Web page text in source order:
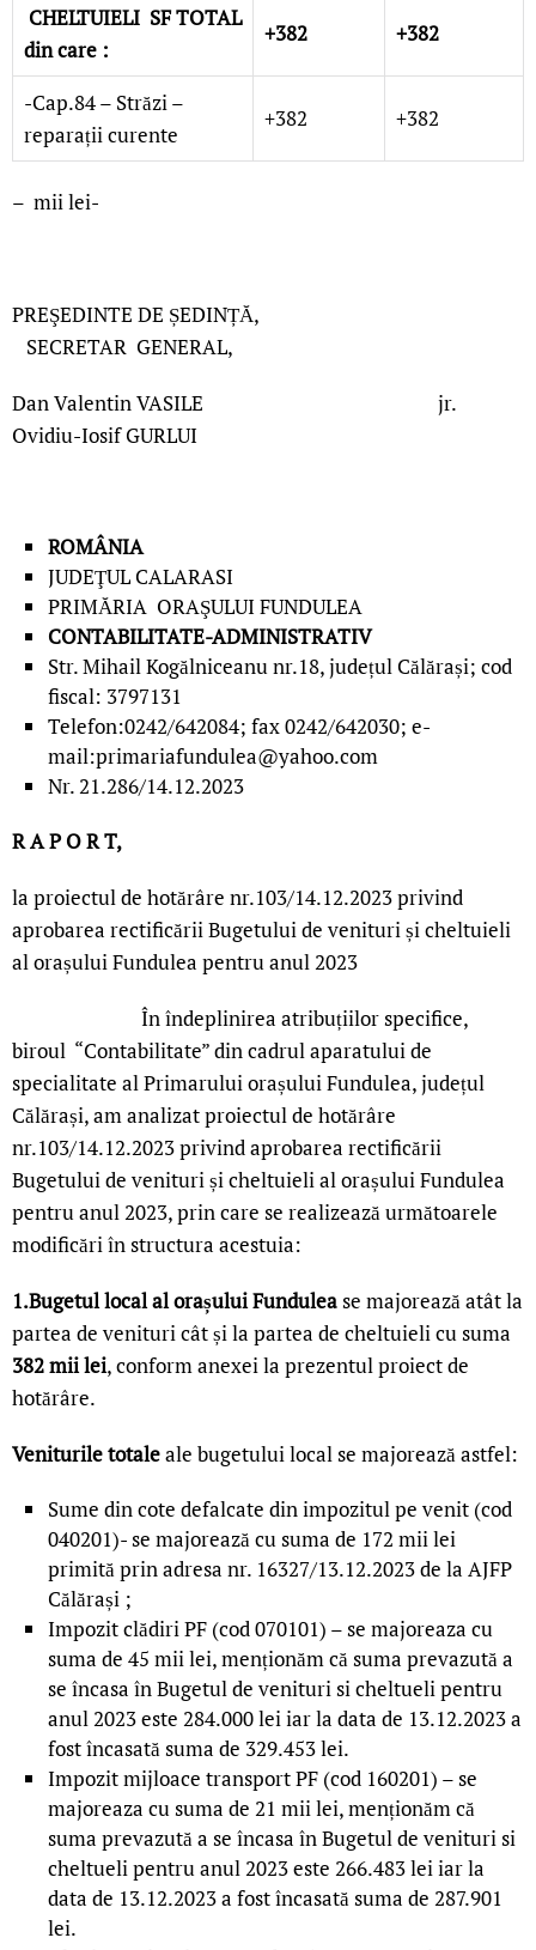
CHELTUIELI SF TOTAL
din care :
+382 +382
-Cap.84 – Străzi –
reparații curente
+382 +382
– mii lei-
PREŞEDINTE DE ȘEDINȚĂ,
SECRETAR GENERAL,
Dan Valentin VASILE jr.
Ovidiu-Iosif GURLUI
ROMÂNIA
JUDEŢUL CALARASI
PRIMĂRIA ORAŞULUI FUNDULEA
CONTABILITATE-ADMINISTRATIV
Str. Mihail Kogălniceanu nr.18, județul Călărași; cod
fiscal: 3797131
Telefon:0242/642084; fax 0242/642030; e-
mail:primariafundulea@yahoo.com
Nr. 21.286/14.12.2023
R A P O R T,
la proiectul de hotărâre nr.103/14.12.2023 privind
aprobarea rectificării Bugetului de venituri și cheltuieli
al orașului Fundulea pentru anul 2023
În îndeplinirea atribuțiilor specifice,
biroul “Contabilitate” din cadrul aparatului de
specialitate al Primarului orașului Fundulea, județul
Călărași, am analizat proiectul de hotărâre
nr.103/14.12.2023 privind aprobarea rectificării
Bugetului de venituri și cheltuieli al orașului Fundulea
pentru anul 2023, prin care se realizează următoarele
modificări în structura acestuia:
1.Bugetul local al orașului Fundulease majorează atât la
partea de venituri cât și la partea de cheltuieli cu suma
382 mii lei, conform anexei la prezentul proiect de
hotărâre.
Veniturile totaleale bugetului local se majorează astfel:
Sume din cote defalcate din impozitul pe venit (cod
040201)- se majorează cu suma de 172 mii lei
primită prin adresa nr. 16327/13.12.2023 de la AJFP
Călărași ;
Impozit clădiri PF (cod 070101) – se majoreaza cu
suma de 45 mii lei, menționăm că suma prevazută a
se încasa în Bugetul de venituri si cheltueli pentru
anul 2023 este 284.000 lei iar la data de 13.12.2023 a
fost încasată suma de 329.453 lei.
Impozit mijloace transport PF (cod 160201) – se
majoreaza cu suma de 21 mii lei, menționăm că
suma prevazută a se încasa în Bugetul de venituri si
cheltueli pentru anul 2023 este 266.483 lei iar la
data de 13.12.2023 a fost încasată suma de 287.901
lei.